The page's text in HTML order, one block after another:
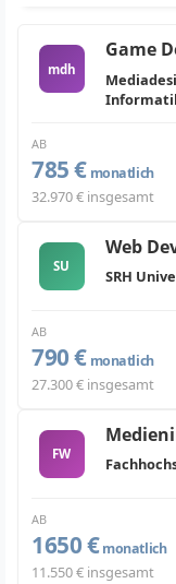
mdh
Game
AB
785 € monatlich
32.970 € insgesamt
SU
Web
SRH
AB
790 € monatlich
27.300 € insgesamt
FW
AB
1650 € monatlich
11.550 € insgesamt